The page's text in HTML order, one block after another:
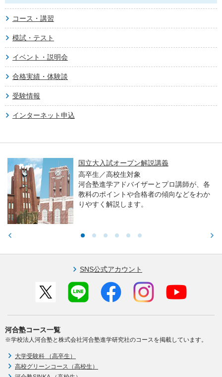
コース・講習
模試・テスト
イベント・説明会
合格実績・体験談
受験情報
インターネット申込
国立大入試オープン解説講義
高卒生／高校生対象
河合塾進学アドバイザーとプロ講師が、各
教科のポイントや合格者の傾向などをわか
りやすく解説します。
SNS公式アカウント
河合塾コース一覧
※学校法人河合塾と株式会社河合塾進学研究社のコースを掲載しています。
大学受験科 （高卒生）
高校グリーンコース（高校生）